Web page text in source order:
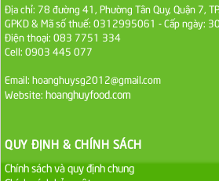
Sa Tế Tôm
Ớt Sa Tế Cholimex
Nước tương
75.000
Địa chỉ: 78 đường 41, Phường Tân Quy, Quận 7,
GPKD & Mã số thuế: 0312995061 - Cấp ngày:
Điện thoại: 083 7751 334
Cell: 0903 445 077
Email: hoanghuysg2012@gmail.com
Website: hoanghuyfood.com
QUY ĐỊNH & CHÍNH SÁCH
Chính sách và quy định chung